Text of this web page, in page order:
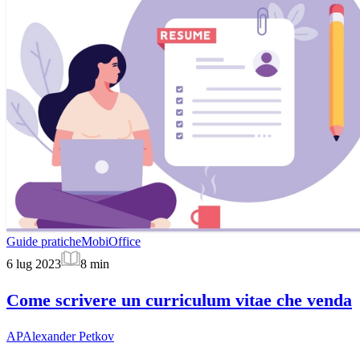
Guide praticheMobiOffice
6 lug 2023
8 min
Come scrivere un curriculum vitae che venda
APAlexander Petkov